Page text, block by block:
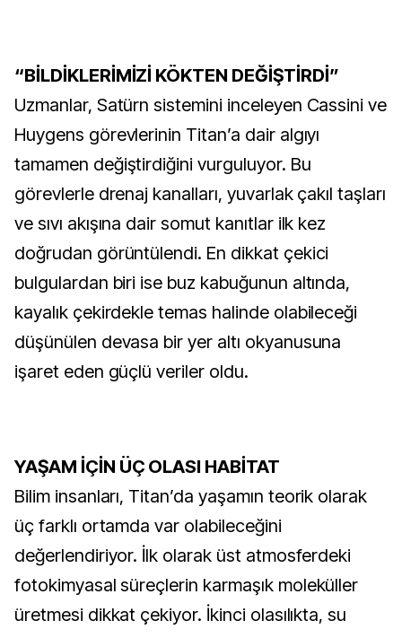
“BİLDİKLERİMİZİ KÖKTEN DEĞİŞTİRDİ”
Uzmanlar, Satürn sistemini inceleyen Cassini ve
Huygens görevlerinin Titan’a dair algıyı
tamamen değiştirdiğini vurguluyor. Bu
görevlerle drenaj kanalları, yuvarlak çakıl taşları
ve sıvı akışına dair somut kanıtlar ilk kez
doğrudan görüntülendi. En dikkat çekici
bulgulardan biri ise buz kabuğunun altında,
kayalık çekirdekle temas halinde olabileceği
düşünülen devasa bir yer altı okyanusuna
işaret eden güçlü veriler oldu.
YAŞAM İÇİN ÜÇ OLASI HABİTAT
Bilim insanları, Titan’da yaşamın teorik olarak
üç farklı ortamda var olabileceğini
değerlendiriyor. İlk olarak üst atmosferdeki
fotokimyasal süreçlerin karmaşık moleküller
üretmesi dikkat çekiyor. İkinci olasılıkta, su